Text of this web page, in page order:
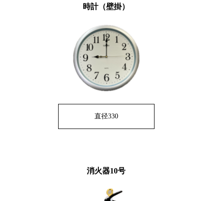
時計（壁掛）
直径330
消火器10号